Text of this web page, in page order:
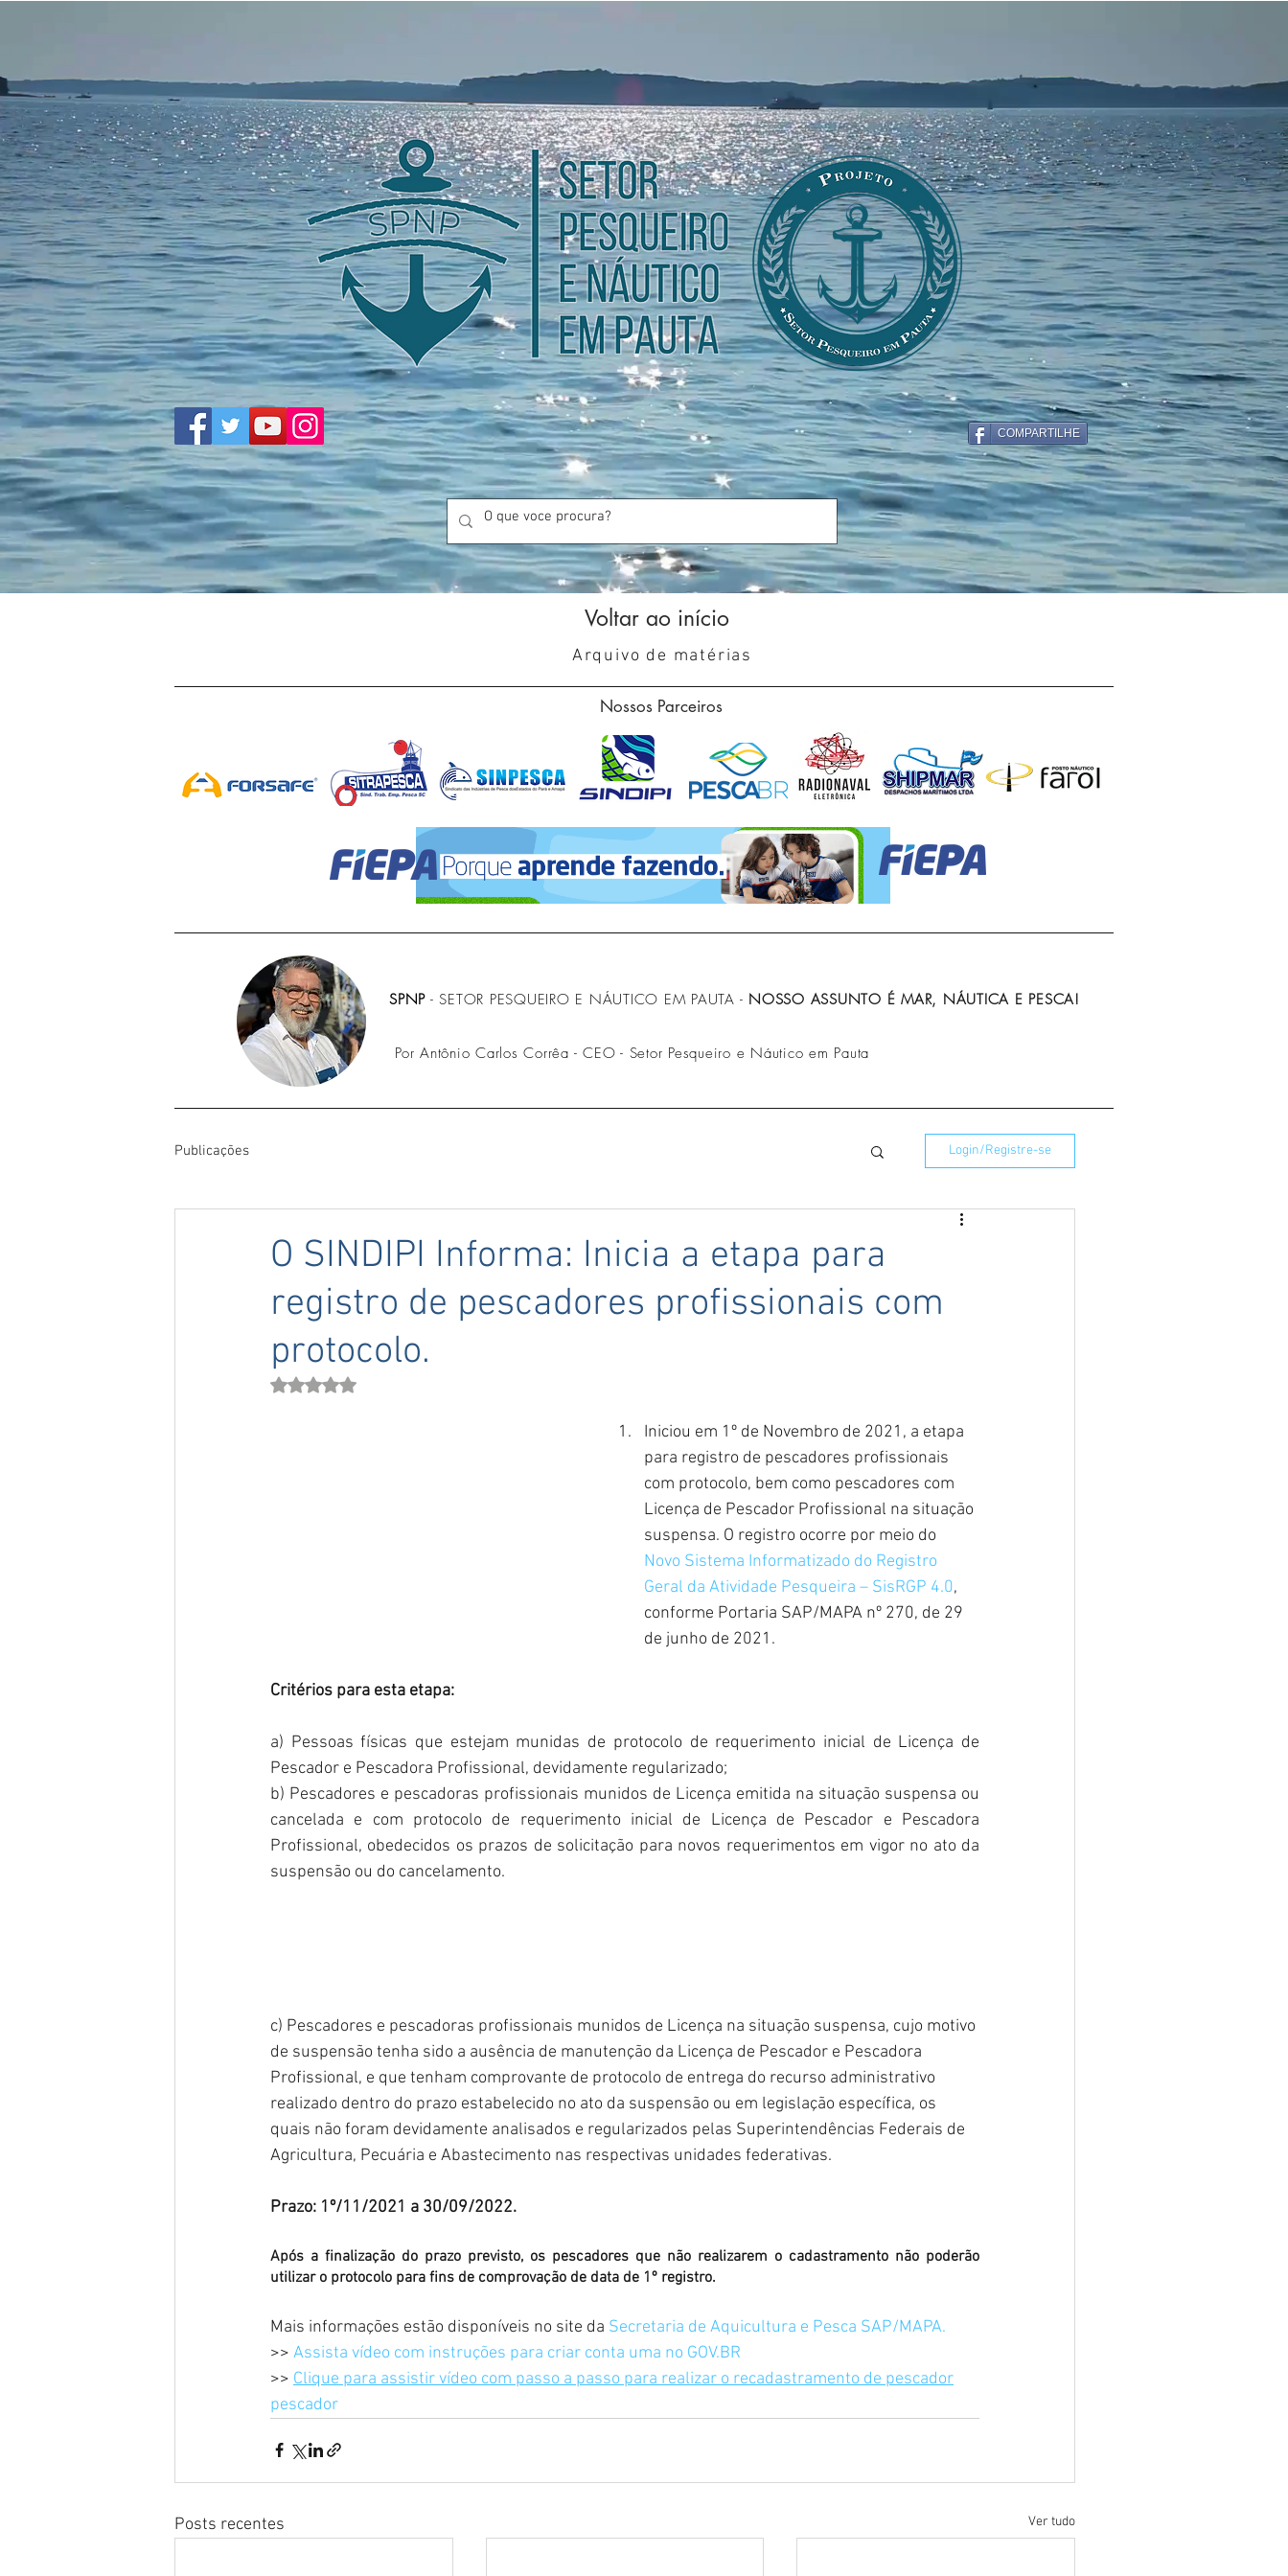
COMPARTILHE
Voltar ao início
Arquivo de matérias
Nossos Parceiros
SPNP - SETOR PESQUEIRO E NÁUTICO EM PAUTA - NOSSO ASSUNTO É MAR, NÁUTICA E PESCA!
Por Antônio Carlos Corrêa - CEO - Setor Pesqueiro e Náutico em Pauta
Publicações Login/Registre-se
O SINDIPI Informa: Inicia a etapa para
registro de pescadores profissionais com
protocolo.
Avaliado com NaN de 5 estrelas.
Iniciou em 1º de Novembro de 2021, a etapa
para registro de pescadores profissionais
com protocolo, bem como pescadores com
Licença de Pescador Profissional na situação
suspensa. O registro ocorre por meio do
Novo Sistema Informatizado do Registro
Geral da Atividade Pesqueira – SisRGP 4.0,
conforme Portaria SAP/MAPA nº 270, de 29
de junho de 2021.
Critérios para esta etapa:
a) Pessoas físicas que estejam munidas de protocolo de requerimento inicial de Licença de
Pescador e Pescadora Profissional, devidamente regularizado;
b) Pescadores e pescadoras profissionais munidos de Licença emitida na situação suspensa ou
cancelada e com protocolo de requerimento inicial de Licença de Pescador e Pescadora
Profissional, obedecidos os prazos de solicitação para novos requerimentos em vigor no ato da
suspensão ou do cancelamento.
c) Pescadores e pescadoras profissionais munidos de Licença na situação suspensa, cujo motivo
de suspensão tenha sido a ausência de manutenção da Licença de Pescador e Pescadora
Profissional, e que tenham comprovante de protocolo de entrega do recurso administrativo
realizado dentro do prazo estabelecido no ato da suspensão ou em legislação específica, os
quais não foram devidamente analisados e regularizados pelas Superintendências Federais de
Agricultura, Pecuária e Abastecimento nas respectivas unidades federativas.
Prazo: 1º/11/2021 a 30/09/2022.
Após a finalização do prazo previsto, os pescadores que não realizarem o cadastramento não poderão
utilizar o protocolo para fins de comprovação de data de 1º registro.
Mais informações estão disponíveis no site da Secretaria de Aquicultura e Pesca SAP/MAPA.
>> Assista vídeo com instruções para criar conta uma no GOV.BR
>> Clique para assistir vídeo com passo a passo para realizar o recadastramento de pescador
pescador
Posts recentes Ver tudo